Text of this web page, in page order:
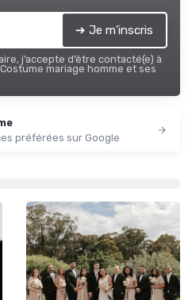
➔ Je m'inscris
j’accepte d’être contacté(e) à
mariage homme et ses
préférées sur Google